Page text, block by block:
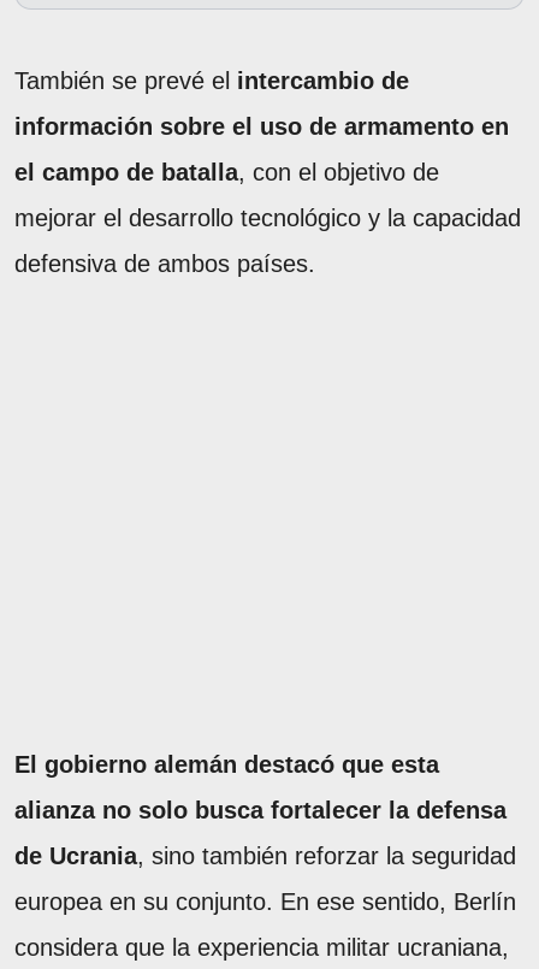
También se prevé el intercambio de
información sobre el uso de armamento en
el campo de batalla, con el objetivo de
mejorar el desarrollo tecnológico y la capacidad
defensiva de ambos países.
El gobierno alemán destacó que esta
alianza no solo busca fortalecer la defensa
de Ucrania, sino también reforzar la seguridad
europea en su conjunto. En ese sentido, Berlín
considera que la experiencia militar ucraniana,